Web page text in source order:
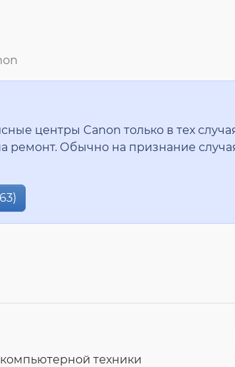
центры Canon только в тех
ремонт. Обычно на признание
техники